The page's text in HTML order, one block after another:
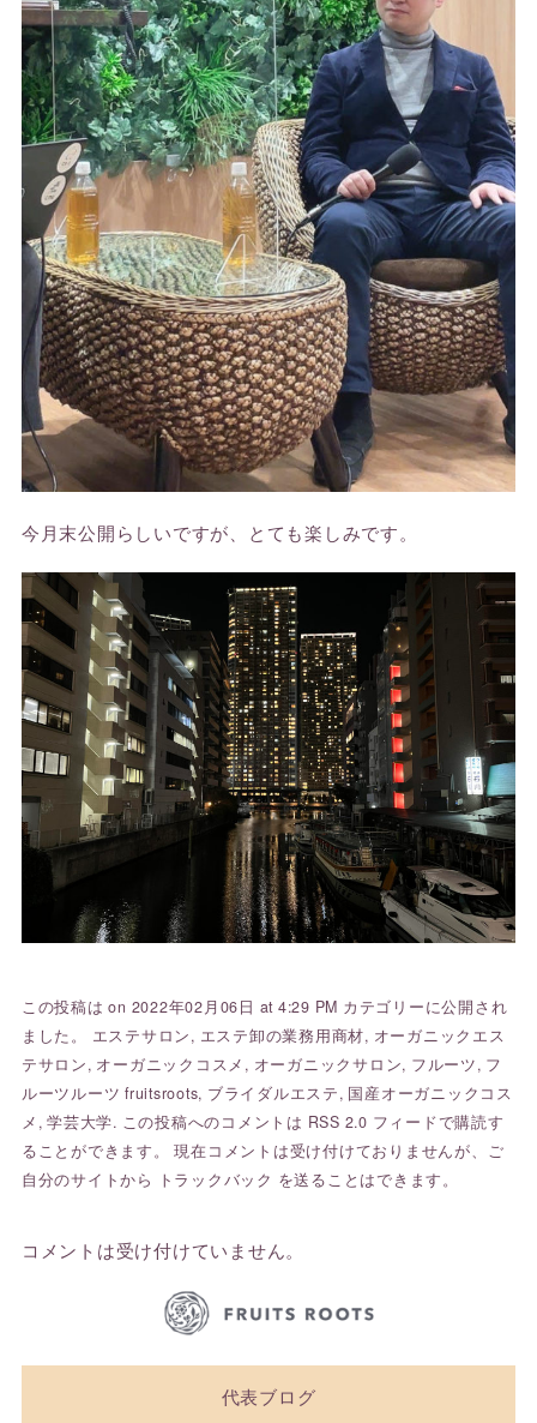
今月末公開らしいですが、とても楽しみです。
この投稿は on 2022年02月06日 at 4:29 PM カテゴリーに公開され
ました。 エステサロン, エステ卸の業務用商材, オーガニックエス
テサロン, オーガニックコスメ , オーガニックサロン, フルーツ, フ
ルーツルーツ fruitsroots, ブライダルエステ, 国産オーガニックコス
メ ,学芸大学. この投稿へのコメントは RSS 2.0 フィードで購読す
ることができます。 現在コメントは受け付けておりませんが、ご
自分のサイトから
トラックバック を送ることはできます。
コメントは受け付けていません。
代表ブログ